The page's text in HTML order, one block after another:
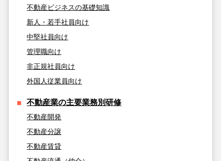
不動産ビジネスの基礎知識
新人・若手社員向け
中堅社員向け
管理職向け
非正規社員向け
外国人従業員向け
不動産業の主要業務別研修
不動産開発
不動産分譲
不動産賃貸